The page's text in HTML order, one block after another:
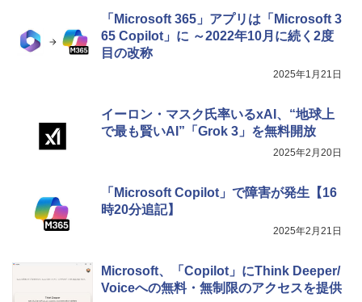
「Microsoft 365」アプリは「Microsoft 3
65 Copilot」に ～2022年10月に続く2度
目の改称
2025年1月21日
イーロン・マスク氏率いるxAI、“地球上
で最も賢いAI”「Grok 3」を無料開放
2025年2月20日
「Microsoft Copilot」で障害が発生【16
時20分追記】
2025年2月21日
Microsoft、「Copilot」にThink Deeper/
Voiceへの無料・無制限のアクセスを提供